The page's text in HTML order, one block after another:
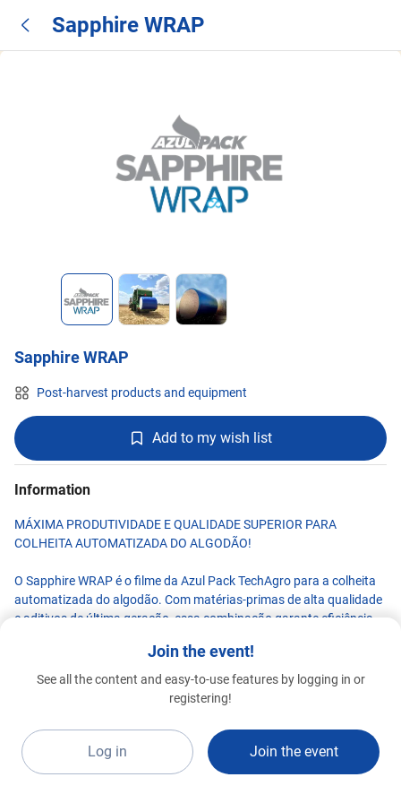
Sapphire WRAP
Sapphire WRAP
Post-harvest products and equipment
Add to my wish list
Information
MÁXIMA PRODUTIVIDADE E QUALIDADE SUPERIOR PARA
COLHEITA AUTOMATIZADA DO ALGODÃO!
O Sapphire WRAP é o filme da Azul Pack TechAgro para a colheita
automatizada do algodão. Com matérias-primas de alta qualidade
e aditivos de última geração, essa combinação garante eficiência,
tecnologia de ponta e insumos de padrão global, é compatível com
RFID para máxima segurança e rastreabilidade.
Council of America, o Sapphire WRAP é utilizado por agricultores
nos principais mercados globais, oferecendo rentabilidade com
menor desperdício e maior preservação da qualidade do algodão,
Join the event!
See all the content and easy-to-use features by logging in or
registering!
Log in Join the event